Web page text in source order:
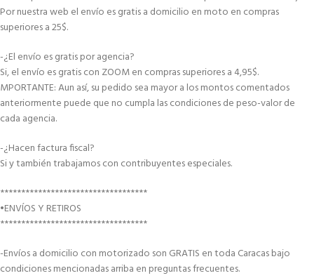
Por nuestra web el envío es gratis a domicilio en moto en compras
superiores a 25$.
-¿El envío es gratis por agencia?
Si, el envío es gratis con ZOOM en compras superiores a 4,95$.
MPORTANTE: Aun así, su pedido sea mayor a los montos comentados
anteriormente puede que no cumpla las condiciones de peso-valor de
cada agencia.
-¿Hacen factura fiscal?
Si y también trabajamos con contribuyentes especiales.
***********************************
•ENVÍOS Y RETIROS
***********************************
-Envíos a domicilio con motorizado son GRATIS en toda Caracas bajo
condiciones mencionadas arriba en preguntas frecuentes.